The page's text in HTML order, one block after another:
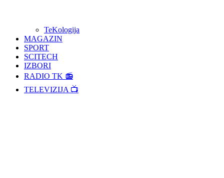
TeKologija
MAGAZIN
SPORT
SCITECH
IZBORI
RADIO TK 📻
TELEVIZIJA 📺